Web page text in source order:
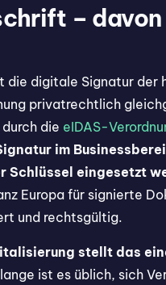
–
die digitale Signatur der
privatrechtlich
die eIDAS-
im
Schlüssel eingesetzt
Europa für signierte
und rechtsgültig.
stellt das
ist es üblich, sich